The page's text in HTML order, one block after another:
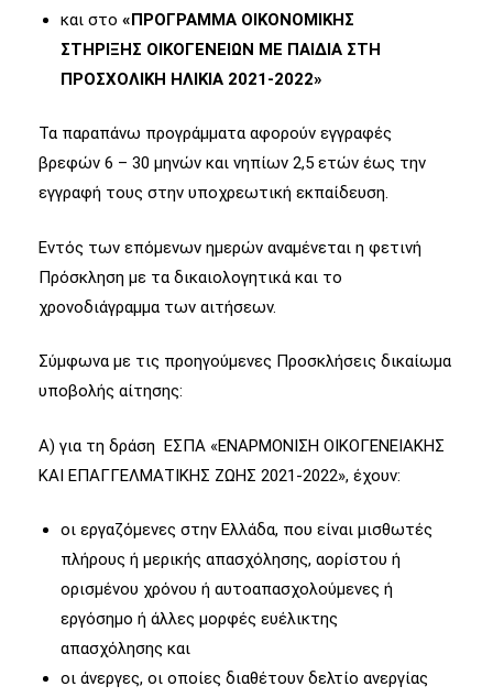
και στο «ΠΡΟΓΡΑΜΜΑ ΟΙΚΟΝΟΜΙΚΗΣ
ΣΤΗΡΙΞΗΣ ΟΙΚΟΓΕΝΕΙΩΝ ΜΕ ΠΑΙΔΙΑ ΣΤΗ
ΠΡΟΣΧΟΛΙΚΗ ΗΛΙΚΙΑ 2021-2022»
Τα παραπάνω προγράμματα αφορούν εγγραφές
βρεφών 6 – 30 μηνών και νηπίων 2,5 ετών έως την
εγγραφή τους στην υποχρεωτική εκπαίδευση.
Εντός των επόμενων ημερών αναμένεται η φετινή
Πρόσκληση με τα δικαιολογητικά και το
χρονοδιάγραμμα των αιτήσεων.
Σύμφωνα με τις προηγούμενες Προσκλήσεις δικαίωμα
υποβολής αίτησης:
Α) για τη δράση ΕΣΠΑ «ΕΝΑΡΜΟΝΙΣΗ ΟΙΚΟΓΕΝΕΙΑΚΗΣ
ΚΑΙ ΕΠΑΓΓΕΛΜΑΤΙΚΗΣ ΖΩΗΣ 2021-2022», έχουν:
οι εργαζόμενες στην Ελλάδα, που είναι μισθωτές
πλήρους ή μερικής απασχόλησης, αορίστου ή
ορισμένου χρόνου ή αυτοαπασχολούμενες ή
εργόσημο ή άλλες μορφές ευέλικτης
απασχόλησης και
οι άνεργες, οι οποίες διαθέτουν δελτίο ανεργίας